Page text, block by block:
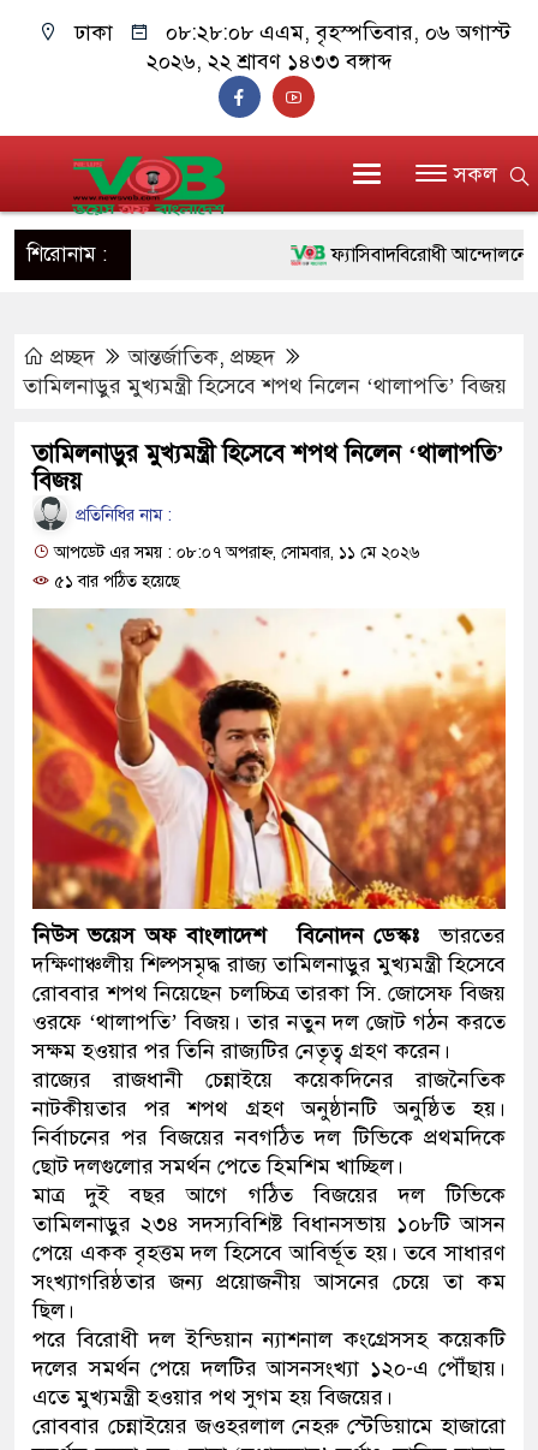
ঢাকা ০৮:২৮:০৯ এএম, বৃহস্পতিবার, ০৬ অগাস্ট
২০২৬, ২২ শ্রাবণ ১৪৩৩ বঙ্গাব্দ
সকল
শিরোনাম : ফ্যাসিবাদবিরোধী আন্দোলনে
মাননীয় প্রধানমন্ত্রী, মন্ত্রীবর্গ ও
উদ্ধার
প্রধানমন্ত্রী
মিরপুর মডেল থানার অভিযানে
মাদক কারবারি গ্রেফতার
২৮ লাখ টাকার জাল নোটসহ
থানা পুলিশ
যেকোনো সময় বেনজীরের
নেতৃত্ব ও গণতন্ত্রের মূর্তমান প্রতীক
যে ভাবে ডেভিড ইমনের কাছে
‘আজহার খান’
অবৈধ বিদেশি পিস্তল, ম্যাগাজিন
জড়িত কিশোর গ্যাংয়ের চার শিশু আটক
ডাকাতির প্রস্তুতিকালে দুইজনকে
থানা পুলিশ
প্রচ্ছদ আন্তর্জাতিক, প্রচ্ছদ
তামিলনাড়ুর মুখ্যমন্ত্রী হিসেবে শপথ নিলেন ‘থালাপতি’ বিজয়
তামিলনাড়ুর মুখ্যমন্ত্রী হিসেবে শপথ নিলেন ‘থালাপতি’
বিজয়
প্রতিনিধির নাম :
আপডেট এর সময় : ০৮:০৭ অপরাহ্ন, সোমবার, ১১ মে ২০২৬
৫১ বার পঠিত হয়েছে
নিউস ভয়েস অফ বাংলাদেশ বিনোদন ডেস্কঃ ভারতের
দক্ষিণাঞ্চলীয় শিল্পসমৃদ্ধ রাজ্য তামিলনাড়ুর মুখ্যমন্ত্রী হিসেবে
রোববার শপথ নিয়েছেন চলচ্চিত্র তারকা সি. জোসেফ বিজয়
ওরফে ‘থালাপতি’ বিজয়। তার নতুন দল জোট গঠন করতে
সক্ষম হওয়ার পর তিনি রাজ্যটির নেতৃত্ব গ্রহণ করেন।
রাজ্যের রাজধানী চেন্নাইয়ে কয়েকদিনের রাজনৈতিক
নাটকীয়তার পর শপথ গ্রহণ অনুষ্ঠানটি অনুষ্ঠিত হয়।
নির্বাচনের পর বিজয়ের নবগঠিত দল টিভিকে প্রথমদিকে
ছোট দলগুলোর সমর্থন পেতে হিমশিম খাচ্ছিল।
মাত্র দুই বছর আগে গঠিত বিজয়ের দল টিভিকে
তামিলনাড়ুর ২৩৪ সদস্যবিশিষ্ট বিধানসভায় ১০৮টি আসন
পেয়ে একক বৃহত্তম দল হিসেবে আবির্ভূত হয়। তবে সাধারণ
সংখ্যাগরিষ্ঠতার জন্য প্রয়োজনীয় আসনের চেয়ে তা কম
ছিল।
পরে বিরোধী দল ইন্ডিয়ান ন্যাশনাল কংগ্রেসসহ কয়েকটি
দলের সমর্থন পেয়ে দলটির আসনসংখ্যা ১২০-এ পৌঁছায়।
এতে মুখ্যমন্ত্রী হওয়ার পথ সুগম হয় বিজয়ের।
রোববার চেন্নাইয়ের জওহরলাল নেহরু স্টেডিয়ামে হাজারো